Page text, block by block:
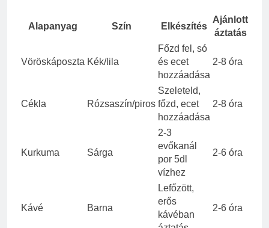
Alapanyag Szín Elkészítés
Ajánlott
áztatás
Vöröskáposzta Kék/lila
Főzd fel, só
és ecet
hozzáadása
2-8 óra
Cékla Rózsaszín/piros
Szeleteld,
főzd, ecet
hozzáadása
2-8 óra
Kurkuma Sárga
2-3
evőkanál
por 5dl
vízhez
2-6 óra
Kávé Barna
Lefőzött,
erős
kávéban
2-6 óra